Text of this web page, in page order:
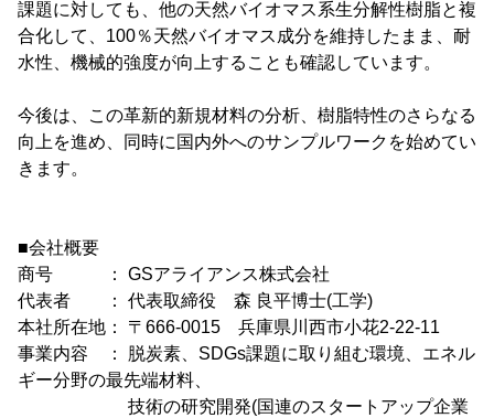
課題に対しても、他の天然バイオマス系生分解性樹脂と複
合化して、100％天然バイオマス成分を維持したまま、耐
水性、機械的強度が向上することも確認しています。
今後は、この革新的新規材料の分析、樹脂特性のさらなる
向上を進め、同時に国内外へのサンプルワークを始めてい
きます。
■会社概要
商号 ： GSアライアンス株式会社
代表者 ： 代表取締役 森 良平博士(工学)
本社所在地： 〒666-0015 兵庫県川西市小花2-22-11
事業内容 ： 脱炭素、SDGs課題に取り組む環境、エネル
ギー分野の最先端材料、
技術の研究開発(国連のスタートアップ企業